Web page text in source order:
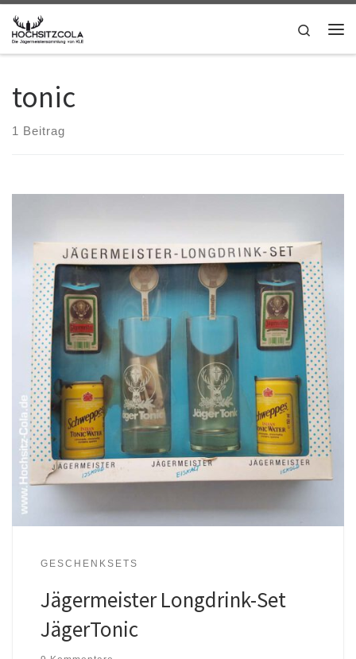
Zum Inhalt springen
Search
tonic
1 Beitrag
GESCHENKSETS
Jägermeister Longdrink-Set
JägerTonic